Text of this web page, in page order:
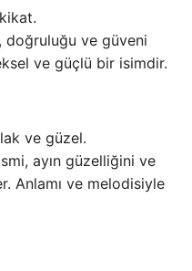
doğruluğu ve güveni
ve güçlü bir isimdir.
ve güzel.
ayın güzelliğini ve
Anlamı ve melodisiyle